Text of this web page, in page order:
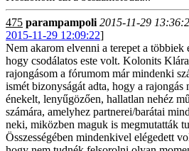
475 parampampoli 2015-11-29
2015-11-29 12:09:22]
Nem akarom elvenni a terepet a
hogy csodálatos este volt. Kolonits
rajongásom a fórumom már mindenki
ismét bizonyságát adta, hogy a
énekelt, lenyűgözően, hallatlan nehéz
számára, amelyhez partnerei/barátai
neki, miközben maguk is megmutatták
Összességében mindenkivel elégedett